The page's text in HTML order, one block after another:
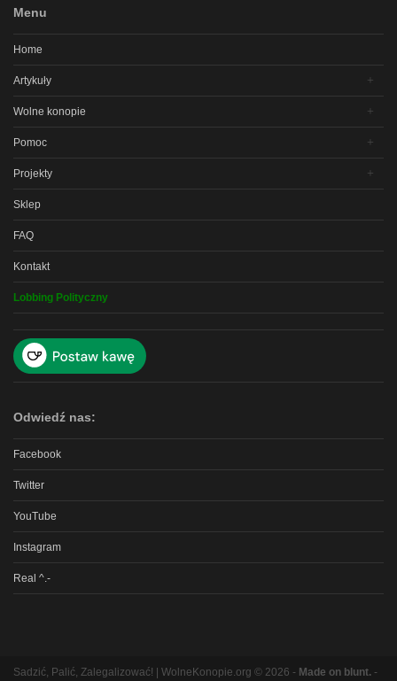
Menu
Home
Artykuły
Wolne konopie
Pomoc
Projekty
Sklep
FAQ
Kontakt
Lobbing Polityczny
Odwiedź nas:
Facebook
Twitter
YouTube
Instagram
Real ^.-
Sadzić, Palić, Zalegalizować! | WolneKonopie.org © 2026 - Made on blunt. -